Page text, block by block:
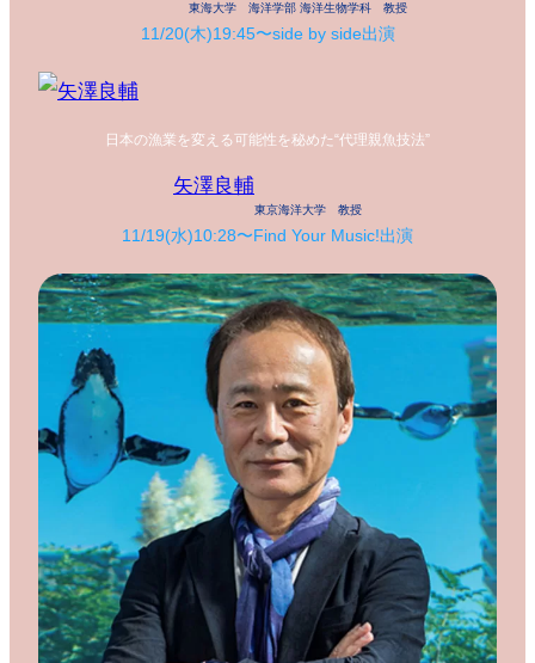
東海大学 海洋学部 海洋生物学科 教授
11/20(木)19:45〜side by side出演
日本の漁業を変える可能性を秘めた“代理親魚技法”
矢澤良輔
東京海洋大学 教授
11/19(水)10:28〜Find Your Music!出演